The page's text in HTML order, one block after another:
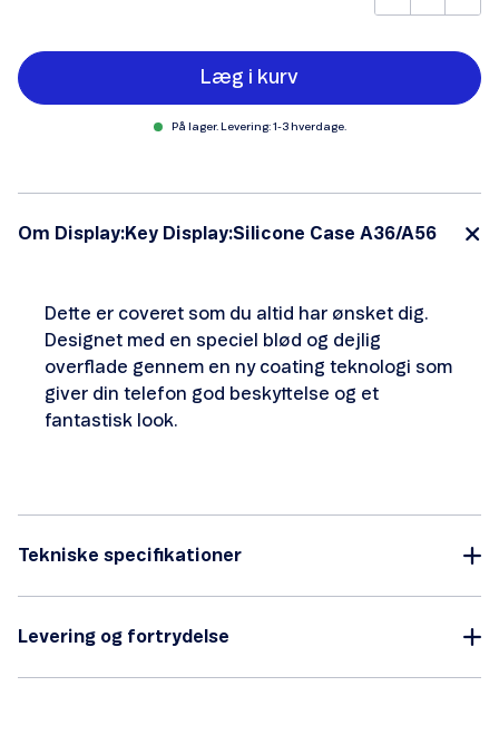
Læg i kurv
På lager. Levering: 1-3 hverdage.
Om Display:Key Display:Silicone Case A36/A56
Dette er coveret som du altid har ønsket dig.
Designet med en speciel blød og dejlig
overflade gennem en ny coating teknologi som
giver din telefon god beskyttelse og et
fantastisk look.
Tekniske specifikationer
Levering og fortrydelse